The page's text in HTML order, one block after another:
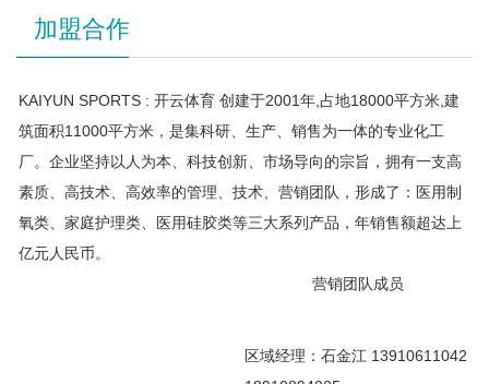
加盟合作
KAIYUN SPORTS : 开云体育 创建于2001年,占地18000平方米,建
筑面积11000平方米，是集科研、生产、销售为一体的专业化工
厂。企业坚持以人为本、科技创新、市场导向的宗旨，拥有一支高
素质、高技术、高效率的管理、技术、营销团队，形成了：医用制
氧类、家庭护理类、医用硅胶类等三大系列产品，年销售额超达上
亿元人民币。
营销团队成员
区域经理：石金江 13910611042